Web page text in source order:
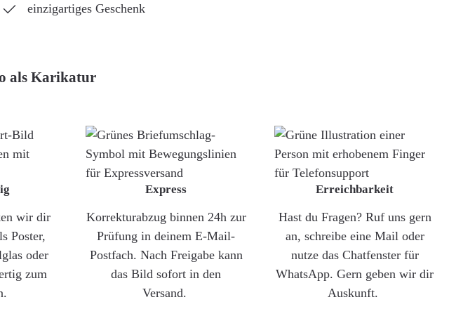
einzigartiges Geschenk
als Karikatur
wir dir
Poster,
oder
zum
Express
Korrekturabzug binnen 24h zur
Prüfung in deinem E-Mail-
Postfach. Nach Freigabe kann
das Bild sofort in den
Versand.
Erreichbarkeit
Hast du Fragen? Ruf uns gern
an, schreibe eine Mail oder
nutze das Chatfenster für
WhatsApp. Gern geben wir dir
Auskunft.